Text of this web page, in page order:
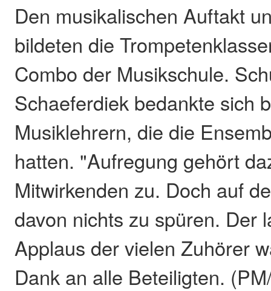
Den musikalischen Auftakt
bildeten die
Combo der Musikschule.
Schaeferdiek bedankte sich
Musiklehrern, die die
hatten. "Aufregung gehört
Mitwirkenden zu. Doch auf
davon nichts zu spüren. Der
Applaus der vielen Zuhörer
Dank an alle Beteiligten.